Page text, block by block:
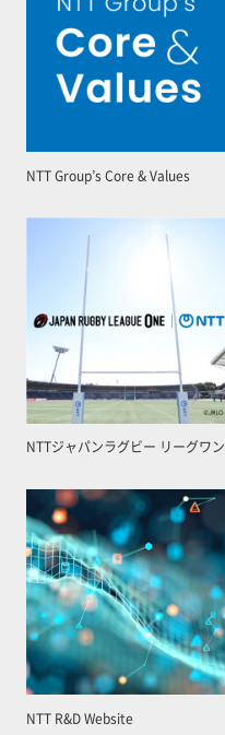
NTT Group’s Core & Values
NTTジャパンラグビー リーグワン
NTT R&D Website